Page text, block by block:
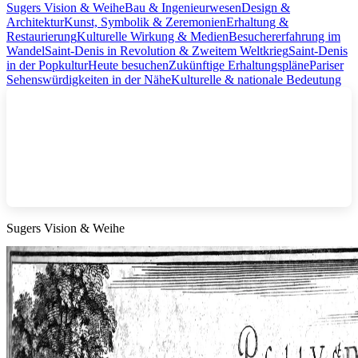
Sugers Vision & WeiheBau & IngenieurwesenDesign &
ArchitekturKunst, Symbolik & ZeremonienErhaltung &
RestaurierungKulturelle Wirkung & MedienBesuchererfahrung im
WandelSaint‑Denis in Revolution & Zweitem WeltkriegSaint‑Denis
in der PopkulturHeute besuchenZukünftige ErhaltungsplänePariser
Sehenswürdigkeiten in der NäheKulturelle & nationale Bedeutung
Sugers Vision & Weihe